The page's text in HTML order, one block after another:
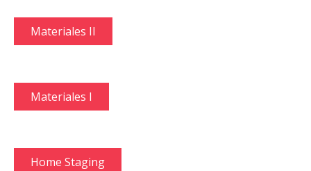
Materiales II
Materiales I
Home Staging